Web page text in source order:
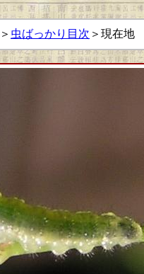
＞ 虫ばっかり目次 ＞現在地